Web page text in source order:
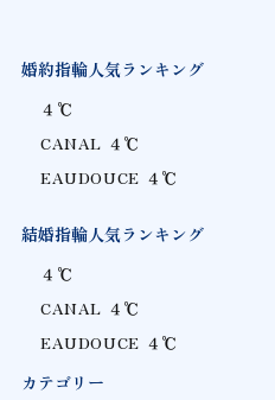
婚約指輪人気ランキング
４℃
CANAL ４℃
EAUDOUCE ４℃
結婚指輪人気ランキング
４℃
CANAL ４℃
EAUDOUCE ４℃
カテゴリー